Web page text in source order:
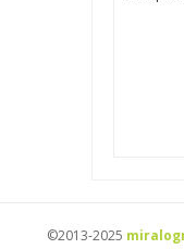
©2013-2025